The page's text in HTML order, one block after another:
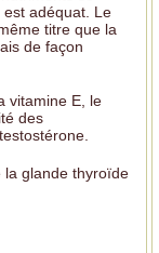
adéquat. Le
titre que la
de façon
vitamine E, le
des
la glande thyroïde